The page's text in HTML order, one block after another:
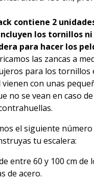
contiene 2
los tornillos
para hacer los
las zancas a
para los tornillos
con unas
no se vean en caso
el siguiente número
tu escalera:
entre 60 y 100 cm de
de acero.